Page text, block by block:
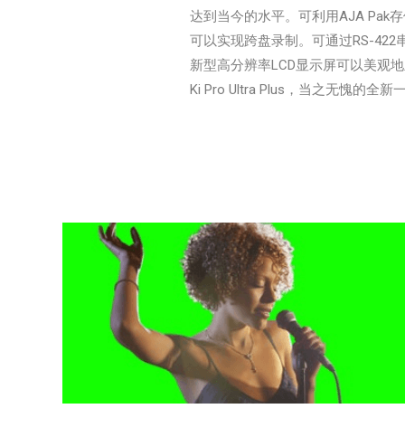
达到当今的水平。可利用AJA Pak
可以实现跨盘录制。可通过RS-422
新型高分辨率LCD显示屏可以美观
Ki Pro Ultra Plus，当之无愧的全新